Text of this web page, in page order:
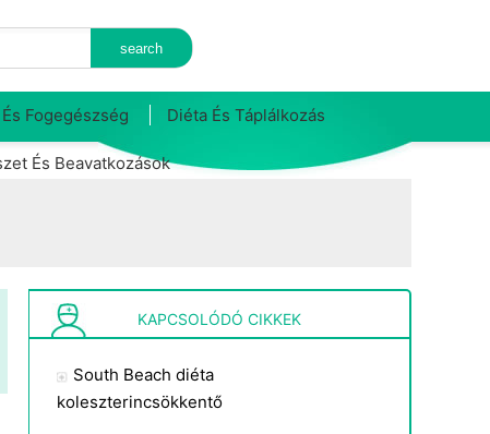
Fogegészség Diéta És Táplálkozás
És Beavatkozások
KAPCSOLÓDÓ CIKKEK
South Beach diéta
koleszterincsökkentő